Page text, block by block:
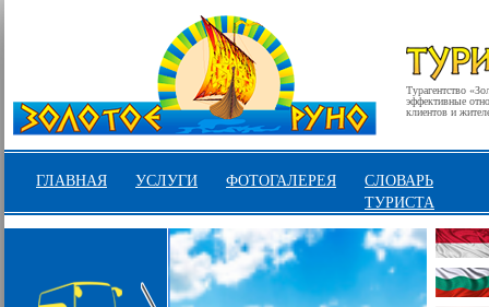
Турагентство
эффективные
клиентов и
ГЛАВНАЯ УСЛУГИ ФОТОГАЛЕРЕЯ
СЛОВАРЬ
ТУРИСТА